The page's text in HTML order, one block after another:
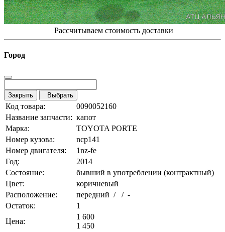
Рассчитываем стоимость доставки
Город
Закрыть Выбрать
Код товара:
0090052160
Название запчасти: капот
Марка:
TOYOTA PORTE
Номер кузова:
ncp141
Номер двигателя:
1nz-fe
Год:
2014
Состояние:
бывший в употреблении (контрактный)
Цвет:
коричневый
Расположение:
передний / / -
Остаток:
1
Цена:
1 600
1 450